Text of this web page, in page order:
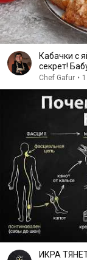
Кабачки с
секрет!
минут
Chef Gafur •
ИКРА